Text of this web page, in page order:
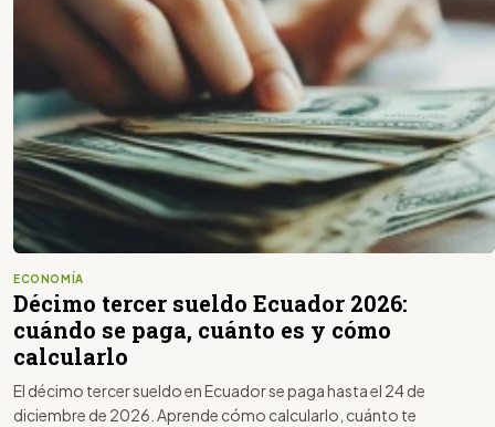
ECONOMÍA
Décimo tercer sueldo Ecuador 2026:
cuándo se paga, cuánto es y cómo
calcularlo
El décimo tercer sueldo en Ecuador se paga hasta el 24 de
diciembre de 2026. Aprende cómo calcularlo, cuánto te